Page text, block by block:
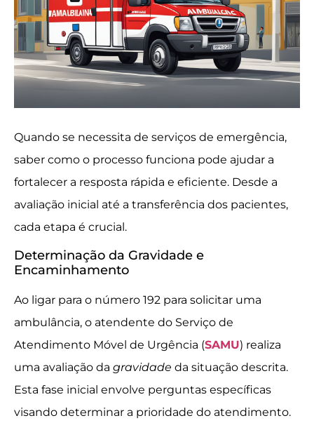
Quando se necessita de serviços de emergência,
saber como o processo funciona pode ajudar a
fortalecer a resposta rápida e eficiente. Desde a
avaliação inicial até a transferência dos pacientes,
cada etapa é crucial.
Determinação da Gravidade e
Encaminhamento
Ao ligar para o número 192 para solicitar uma
ambulância, o atendente do Serviço de
Atendimento Móvel de Urgência (SAMU) realiza
uma avaliação da gravidade da situação descrita.
Esta fase inicial envolve perguntas específicas
visando determinar a prioridade do atendimento.